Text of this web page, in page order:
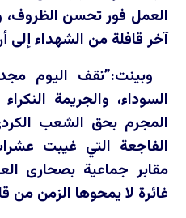
العمل فور تحسن الظروف،
آخر قافلة من الشهداء
وبينت:”نقف اليوم
السوداء، والجريمة
المجرم بحق الشعب
الفاجعة التي غيبت
مقابر جماعية بصحارى
غائرة لا يمحوها الزمن من